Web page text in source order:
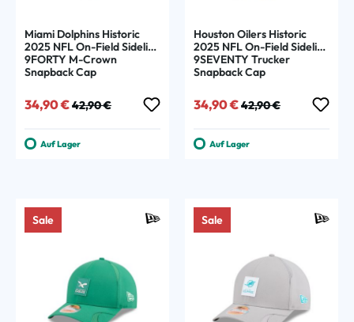
Miami Dolphins Historic
2025 NFL On-Field Sideline
9FORTY M-Crown
Snapback Cap
Verkaufspreis:
34,90 € Regulärer Preis:
42,90 €
Auf Lager
Houston Oilers Historic
2025 NFL On-Field Sideline
9SEVENTY Trucker
Snapback Cap
Verkaufspreis:
34,90 € Regulärer Preis:
42,90 €
Auf Lager
Sale Sale